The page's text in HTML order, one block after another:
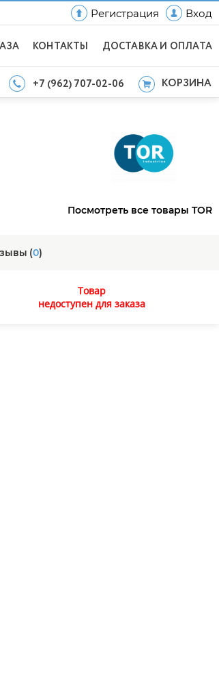
Регистрация Вход
КОНТАКТЫ ДОСТАВКА И ОПЛАТА
+7 (962) 707-02-06 КОРЗИНА
Посмотреть все товары TOR
(0)
Товар
недоступен для заказа